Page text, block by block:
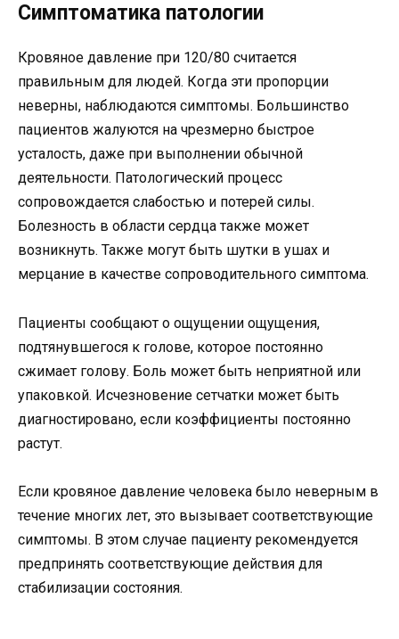
Симптоматика патологии
Кровяное давление при 120/80 считается
правильным для людей. Когда эти пропорции
неверны, наблюдаются симптомы. Большинство
пациентов жалуются на чрезмерно быстрое
усталость, даже при выполнении обычной
деятельности. Патологический процесс
сопровождается слабостью и потерей силы.
Болезность в области сердца также может
возникнуть. Также могут быть шутки в ушах и
мерцание в качестве сопроводительного симптома.
Пациенты сообщают о ощущении ощущения,
подтянувшегося к голове, которое постоянно
сжимает голову. Боль может быть неприятной или
упаковкой. Исчезновение сетчатки может быть
диагностировано, если коэффициенты постоянно
растут.
Если кровяное давление человека было неверным в
течение многих лет, это вызывает соответствующие
симптомы. В этом случае пациенту рекомендуется
предпринять соответствующие действия для
стабилизации состояния.